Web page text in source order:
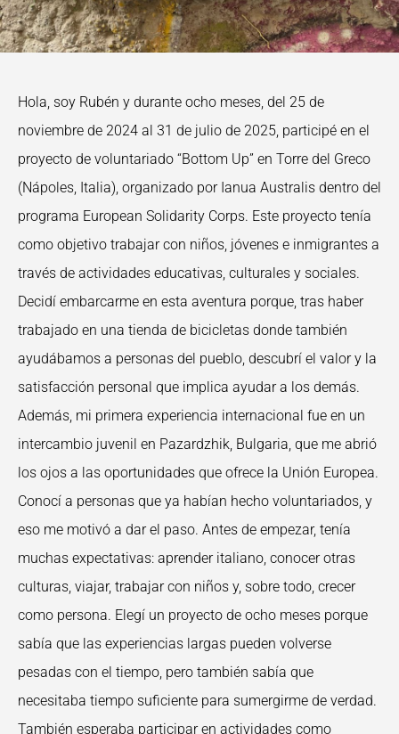
Hola, soy Rubén y durante ocho meses, del 25 de
noviembre de 2024 al 31 de julio de 2025, participé en el
proyecto de voluntariado “Bottom Up” en Torre del Greco
(Nápoles, Italia), organizado por Ianua Australis dentro del
programa European Solidarity Corps. Este proyecto tenía
como objetivo trabajar con niños, jóvenes e inmigrantes a
través de actividades educativas, culturales y sociales.
Decidí embarcarme en esta aventura porque, tras haber
trabajado en una tienda de bicicletas donde también
ayudábamos a personas del pueblo, descubrí el valor y la
satisfacción personal que implica ayudar a los demás.
Además, mi primera experiencia internacional fue en un
intercambio juvenil en Pazardzhik, Bulgaria, que me abrió
los ojos a las oportunidades que ofrece la Unión Europea.
Conocí a personas que ya habían hecho voluntariados, y
eso me motivó a dar el paso. Antes de empezar, tenía
muchas expectativas: aprender italiano, conocer otras
culturas, viajar, trabajar con niños y, sobre todo, crecer
como persona. Elegí un proyecto de ocho meses porque
sabía que las experiencias largas pueden volverse
pesadas con el tiempo, pero también sabía que
necesitaba tiempo suficiente para sumergirme de verdad.
También esperaba participar en actividades como